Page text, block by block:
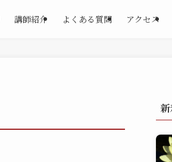
講師紹介 よくある質問 アクセス